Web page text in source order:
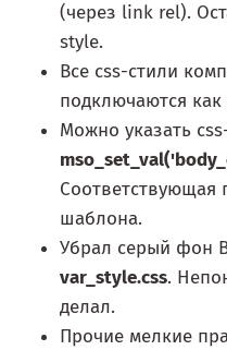
(через link rel).
style.
Все css-стили
подключаются
Можно указать
Соответствующая
шаблона.
Убрал серый фон
var_style.css.
делал.
Прочие мелкие